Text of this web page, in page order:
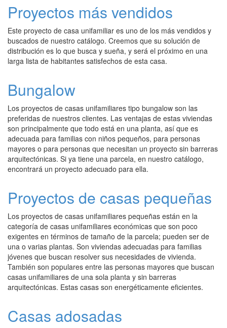
Proyectos más vendidos
Este proyecto de casa unifamiliar es uno de los más vendidos y
buscados de nuestro catálogo. Creemos que su solución de
distribución es lo que busca y sueña, y será el próximo en una
larga lista de habitantes satisfechos de esta casa.
Bungalow
Los proyectos de casas unifamiliares tipo bungalow son las
preferidas de nuestros clientes. Las ventajas de estas viviendas
son principalmente que todo está en una planta, así que es
adecuada para familias con niños pequeños, para personas
mayores o para personas que necesitan un proyecto sin barreras
arquitectónicas. Si ya tiene una parcela, en nuestro catálogo,
encontrará un proyecto adecuado para ella.
Proyectos de casas pequeñas
Los proyectos de casas unifamiliares pequeñas están en la
categoría de casas unifamiliares económicas que son poco
exigentes en términos de tamaño de la parcela; pueden ser de
una o varias plantas. Son viviendas adecuadas para familias
jóvenes que buscan resolver sus necesidades de vivienda.
También son populares entre las personas mayores que buscan
casas unifamiliares de una sola planta y sin barreras
arquitectónicas. Estas casas son energéticamente eficientes.
Casas adosadas